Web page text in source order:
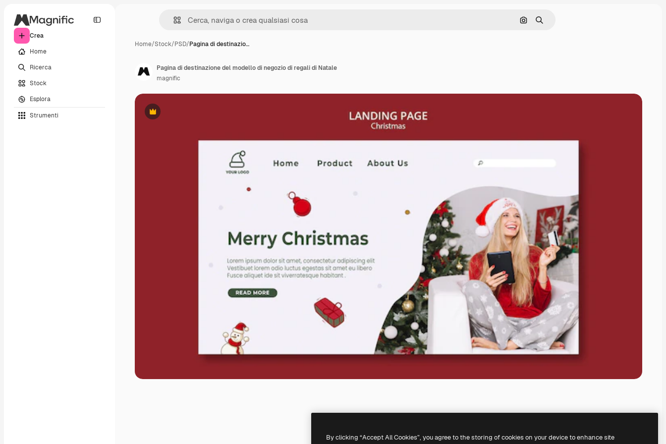
Crea
Home
Ricerca
Stock
Esplora
Strumenti
Cerca per immagine
Ricerca
Home/Stock/PSD/Pagina di destinazio…
Premium
Pagina di destinazione del modello di negozio di regali di Natale
magnific
By clicking “Accept All Cookies”, you agree to the storing of cookies on your device to enhance site